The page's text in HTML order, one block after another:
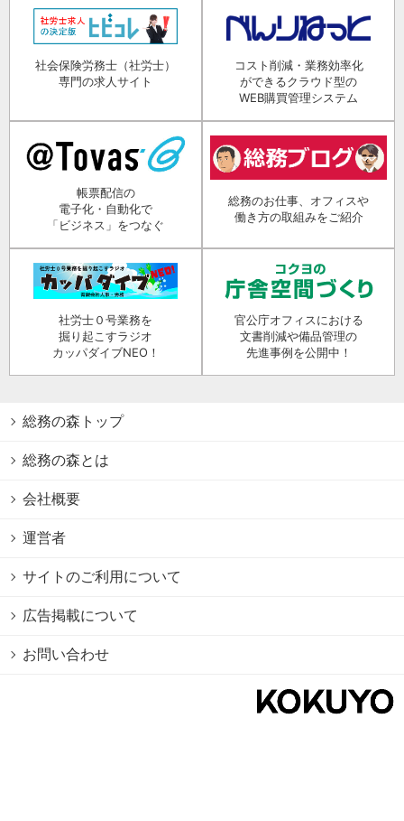
社会保険労務士（社労士）
専門の求人サイト
コスト削減・業務効率化
ができるクラウド型の
WEB購買管理システム
帳票配信の
電子化・自動化で
「ビジネス」をつなぐ
総務のお仕事、オフィスや
働き方の取組みをご紹介
社労士０号業務を
掘り起こすラジオ
カッパダイブNEO！
官公庁オフィスにおける
文書削減や備品管理の
先進事例を公開中！
総務の森トップ
総務の森とは
会社概要
運営者
サイトのご利用について
広告掲載について
お問い合わせ